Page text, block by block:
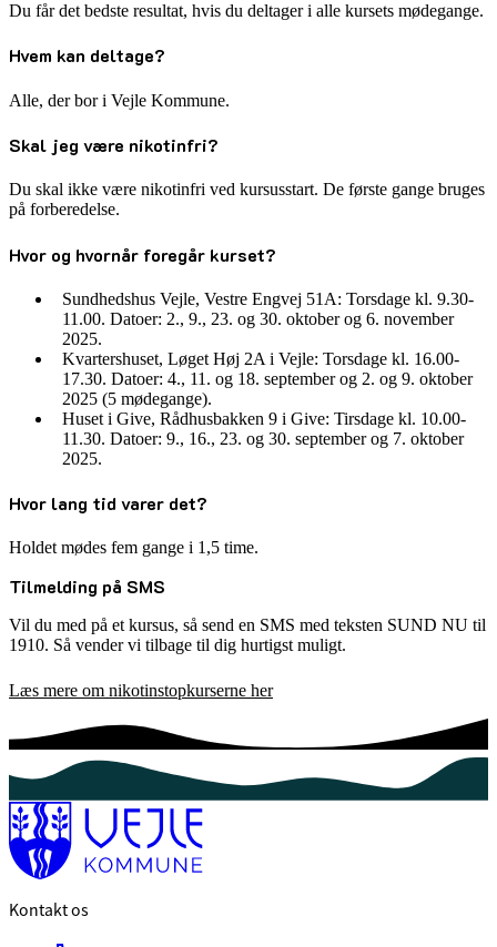
Du får det bedste resultat, hvis du deltager i alle kursets mødegange.
Hvem kan deltage?
Alle, der bor i Vejle Kommune.
Skal jeg være nikotinfri?
Du skal ikke være nikotinfri ved kursusstart. De første gange bruges
på forberedelse.
Hvor og hvornår foregår kurset?
Sundhedshus Vejle, Vestre Engvej 51A: Torsdage kl. 9.30-
11.00. Datoer: 2., 9., 23. og 30. oktober og 6. november
2025.
Kvartershuset, Løget Høj 2A i Vejle: Torsdage kl. 16.00-
17.30. Datoer: 4., 11. og 18. september og 2. og 9. oktober
2025 (5 mødegange).
Huset i Give, Rådhusbakken 9 i Give: Tirsdage kl. 10.00-
11.30. Datoer: 9., 16., 23. og 30. september og 7. oktober
2025.
Hvor lang tid varer det?
Holdet mødes fem gange i 1,5 time.
Tilmelding på SMS
Vil du med på et kursus, så send en SMS med teksten SUND NU til
1910. Så vender vi tilbage til dig hurtigst muligt.
Læs mere om nikotinstopkurserne her
Kontakt os